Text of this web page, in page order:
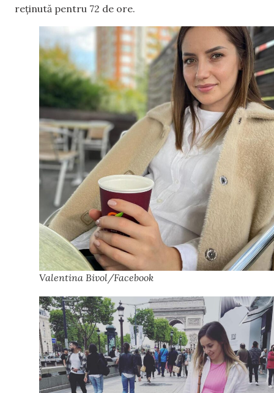
reținută pentru 72 de ore.
Valentina Bivol/Facebook